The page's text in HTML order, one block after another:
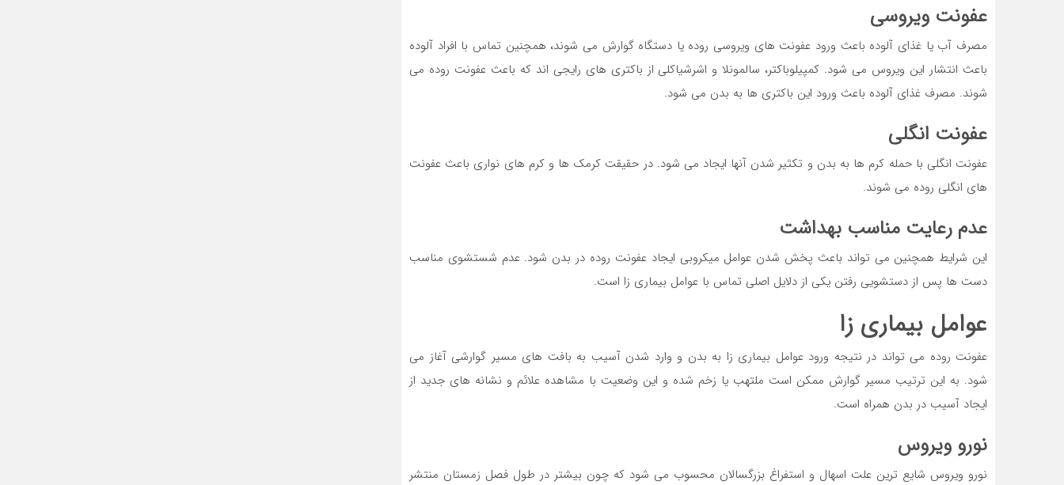
عفونت ویروسی
مصرف آب یا غذای آلوده باعث ورود عفونت های ویروسی روده یا دستگاه گوارش می شوند، همچنین تماس با افراد آلوده
باعث انتشار این ویروس می شود. کمپیلوباکتر، سالمونلا و اشرشیاکلی از باکتری های رایجی اند که باعث عفونت روده می
شوند. مصرف غذای آلوده باعث ورود این باکتری ها به بدن می شود.
عفونت انگلی
عفونت انگلی با حمله کرم ها به بدن و تکثیر شدن آنها ایجاد می شود. در حقیقت کرمک ها و کرم های نواری باعث عفونت
های انگلی روده می شوند.
عدم رعایت مناسب بهداشت
این شرایط همچنین می تواند باعث پخش شدن عوامل میکروبی ایجاد عفونت روده در بدن شود. عدم شستشوی مناسب
دست ها پس از دستشویی رفتن یکی از دلایل اصلی تماس با عوامل بیماری زا است.
عوامل بیماری زا
عفونت روده می تواند در نتیجه ورود عوامل بیماری زا به بدن و وارد شدن آسیب به بافت های مسیر گوارشی آغاز می
شود. به این ترتیب مسیر گوارش ممکن است ملتهب یا زخم شده و این وضعیت با مشاهده علائم و نشانه های جدید از
ایجاد آسیب در بدن همراه است.
نورو ویروس
نورو ویروس شایع ترین علت اسهال و استفراغ بزرگسالان محسوب می شود که چون بیشتر در طول فصل زمستان منتشر